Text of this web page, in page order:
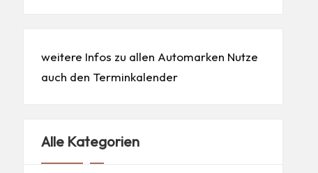
weitere Infos zu allen Automarken Nutze
auch den Terminkalender
Alle Kategorien